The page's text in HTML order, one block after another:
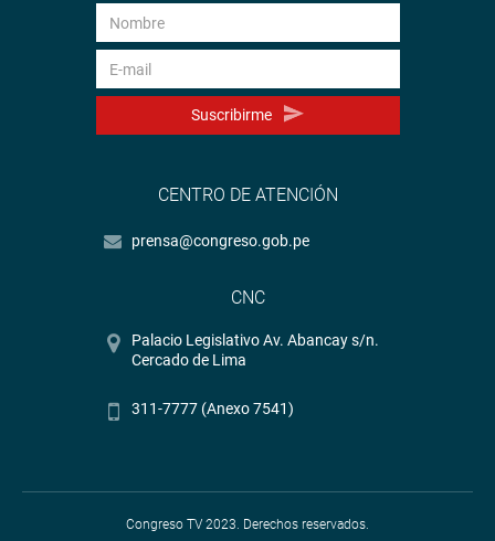
Suscribirme
CENTRO DE ATENCIÓN
prensa@congreso.gob.pe
CNC
Palacio Legislativo Av. Abancay s/n.
Cercado de Lima
311-7777 (Anexo 7541)
Congreso TV 2023. Derechos reservados.